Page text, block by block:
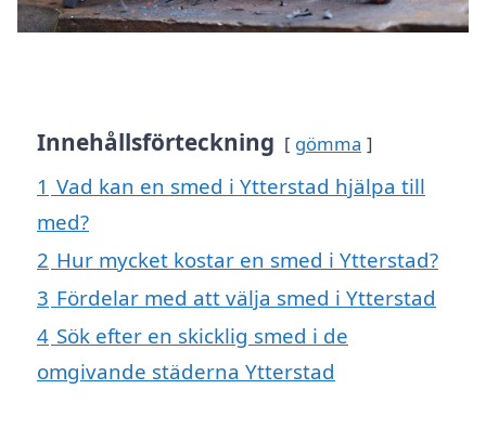
Innehållsförteckning gömma
1 Vad kan en smed i Ytterstad hjälpa till
med?
2 Hur mycket kostar en smed i Ytterstad?
3 Fördelar med att välja smed i Ytterstad
4 Sök efter en skicklig smed i de
omgivande städerna Ytterstad